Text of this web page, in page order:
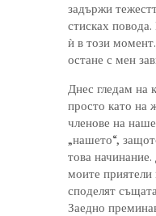
задържи
стисках
ѝ в този
остане с мен
Днес гледам на
просто като на
членове на
„нашето“,
това
моите приятели
споделят
Заедно